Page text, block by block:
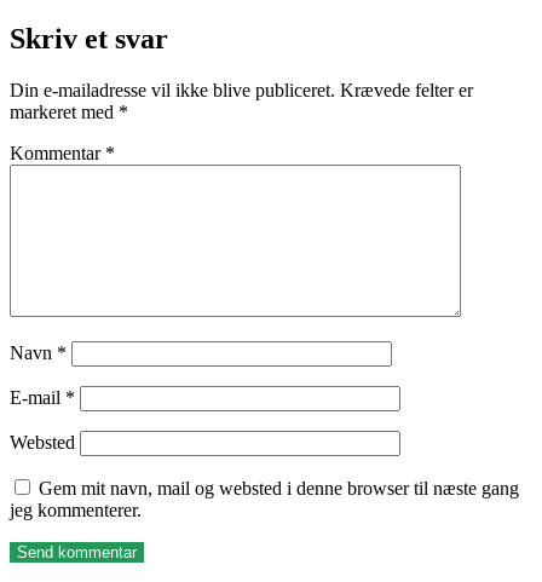
Skriv et svar
Din e-mailadresse vil ikke blive publiceret. Krævede felter er
markeret med *
Kommentar *
Navn *
E-mail *
Websted
Gem mit navn, mail og websted i denne browser til næste gang
jeg kommenterer.